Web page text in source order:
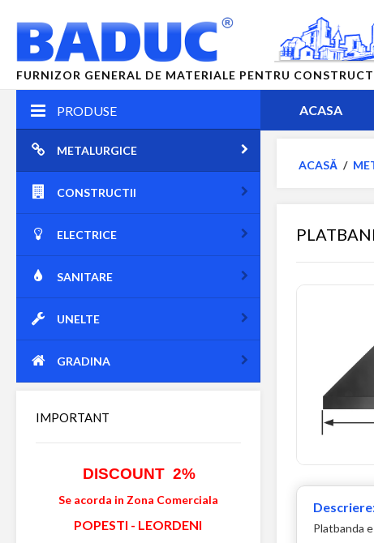
FURNIZOR GENERAL DE MATERIALE PENTRU
PRODUSE
METALURGICE
CONSTRUCTII
ELECTRICE
SANITARE
UNELTE
GRADINA
IMPORTANT
DISCOUNT 2%
Se acorda in Zona Comerciala
POPESTI - LEORDENI
ACASA
ACASĂ /
Platbanda